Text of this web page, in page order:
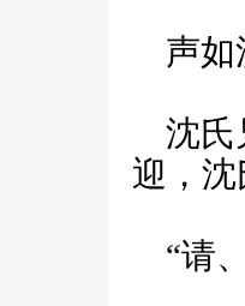
声如
沈氏
迎，
“请